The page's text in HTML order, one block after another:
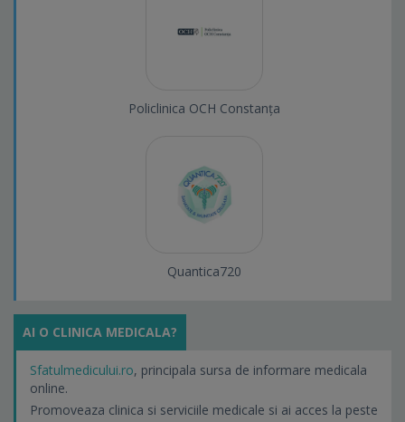
Policlinica OCH Constanța
Quantica720
AI O CLINICA MEDICALA?
Sfatulmedicului.ro, principala sursa de informare medicala
online.
Promoveaza clinica si serviciile medicale si ai acces la peste